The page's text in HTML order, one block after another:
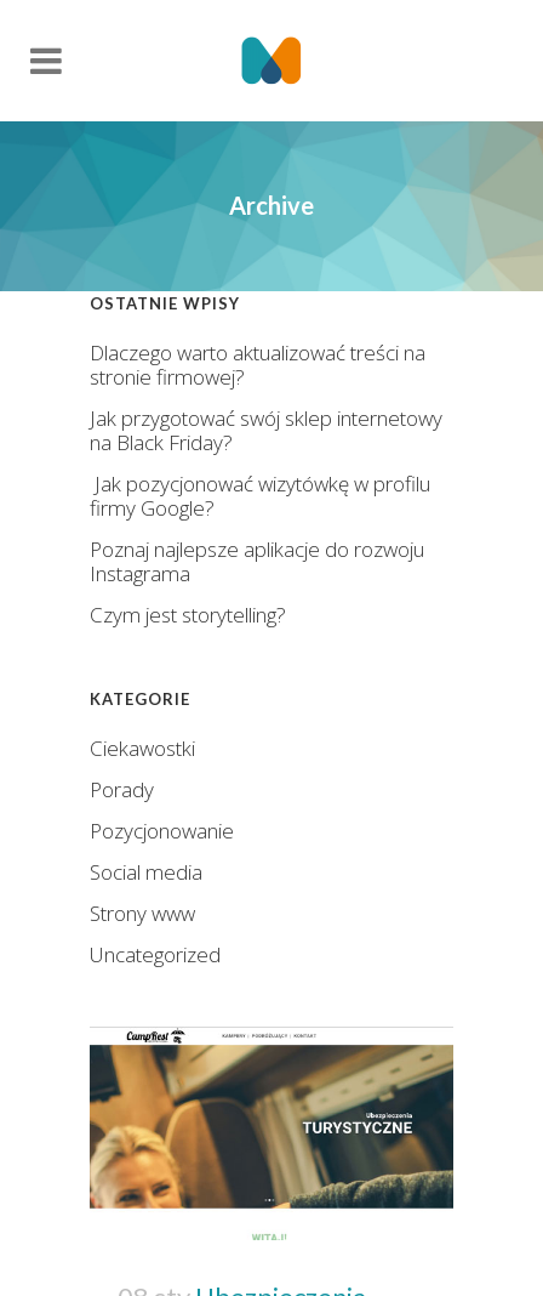
Archive
OSTATNIE WPISY
Dlaczego warto aktualizować treści na
stronie firmowej?
Jak przygotować swój sklep internetowy
na Black Friday?
Jak pozycjonować wizytówkę w profilu
firmy Google?
Poznaj najlepsze aplikacje do rozwoju
Instagrama
Czym jest storytelling?
KATEGORIE
Ciekawostki
Porady
Pozycjonowanie
Social media
Strony www
Uncategorized